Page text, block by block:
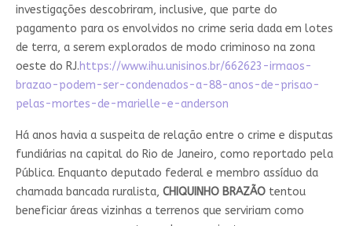
investigações descobriram, inclusive, que parte do
pagamento para os envolvidos no crime seria dada em lotes
de terra, a serem explorados de modo criminoso na zona
oeste do RJ.https://www.ihu.unisinos.br/662623-irmaos-
brazao-podem-ser-condenados-a-88-anos-de-prisao-
pelas-mortes-de-marielle-e-anderson
Há anos havia a suspeita de relação entre o crime e disputas
fundiárias na capital do Rio de Janeiro, como reportado pela
Pública. Enquanto deputado federal e membro assíduo da
chamada bancada ruralista, CHIQUINHO BRAZÃOtentou
beneficiar áreas vizinhas a terrenos que serviriam como